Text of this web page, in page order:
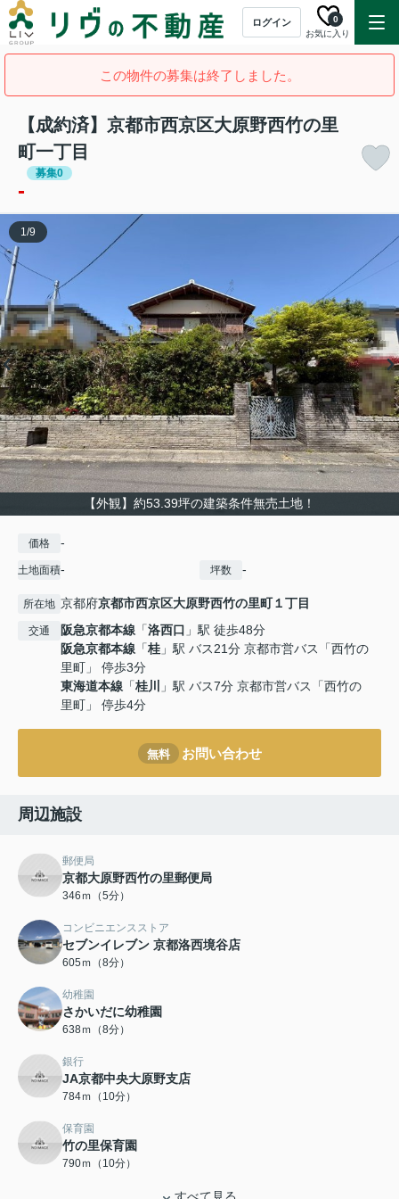
ログイン
お気に入り
0
この物件の募集は終了しました。
【成約済】京都市西京区大原野西竹の里
町一丁目
募集0
-
【外観】約53.39坪の建築条件無売土地！
1/9
価格 -
土地面積- 坪数 -
所在地 京都府京都市西京区大原野西竹の里町１丁目
交通 阪急京都本線 「洛西口 」駅 徒歩48分
阪急京都本線 「桂 」駅 バス21分 京都市営バス「西竹の
里町」 停歩3分
東海道本線 「桂川
」駅 バス7分 京都市営バス「西竹の
里町」 停歩4分
無料 お問い合わせ
周辺施設
郵便局
京都大原野西竹の里郵便局
346ｍ（5分）
コンビニエンスストア
セブンイレブン 京都洛西境谷店
605ｍ（8分）
幼稚園
さかいだに幼稚園
638ｍ（8分）
銀行
JA京都中央大原野支店
784ｍ（10分）
保育園
竹の里保育園
790ｍ（10分）